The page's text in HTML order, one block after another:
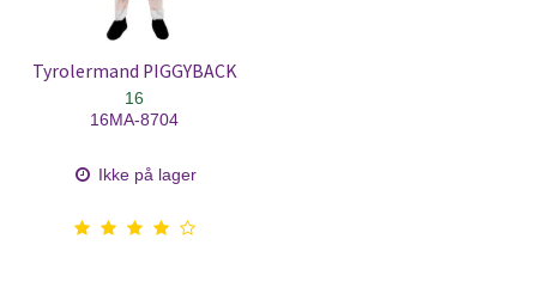
Tyrolermand PIGGYBACK
16
16MA-8704
Ikke på lager